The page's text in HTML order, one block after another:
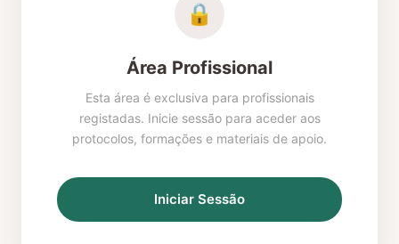
🔒
Área Profissional
Esta área é exclusiva para profissionais
registadas. Inicie sessão para aceder aos
protocolos, formações e materiais de apoio.
Iniciar Sessão